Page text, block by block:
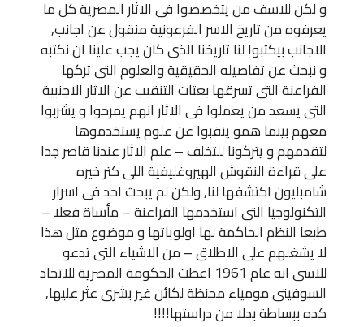
و لكن للاسف من يتخصصوا فى الاثار المصرية كل ما
يعرفوه من تاريخ الاسر الفرعونية منقول عن اجانب,
الاجانب بيكتبوا لنا تاريخنا الذى كان يجب علينا ان نكتبه
و نبحث عن تفاصيله الحقيقية والعلوم التى تركها
الفراعنة التى تسرقها بعثات التنقيب عن الاثار الاجنبية
التى يسعد من يعملوا فى الاثار انهم يمرحوا و يشربوا
معهم بينما همو ينقبوا عن علوم يستخدموها
لتقدمهم و يتركونا للتخلف – علم الاثار عندنا قاصر جدا
على قراءة النقوش الهيروغليفية اللى كتر خيره
شامبليون اكتشفها لنا, ولكن لم يبحث احد فى اسرار
التكنولوجيا التى استخدمها الفراعنة – مأساة فعلا –
طبعا النظم الحاكمة لها اولوياتها و موضوع مثل هذا
لا يشغلهم على الاطلاق – من الاشياء التى تدعو
للاسى انه عام 1961 اعطت الحكومة المصرية للاتحاد
السوفيتى مومياء محنظة لكائن غير بشرى عثر عليها,
كده ببساطة بدلا من دراستها!!!!